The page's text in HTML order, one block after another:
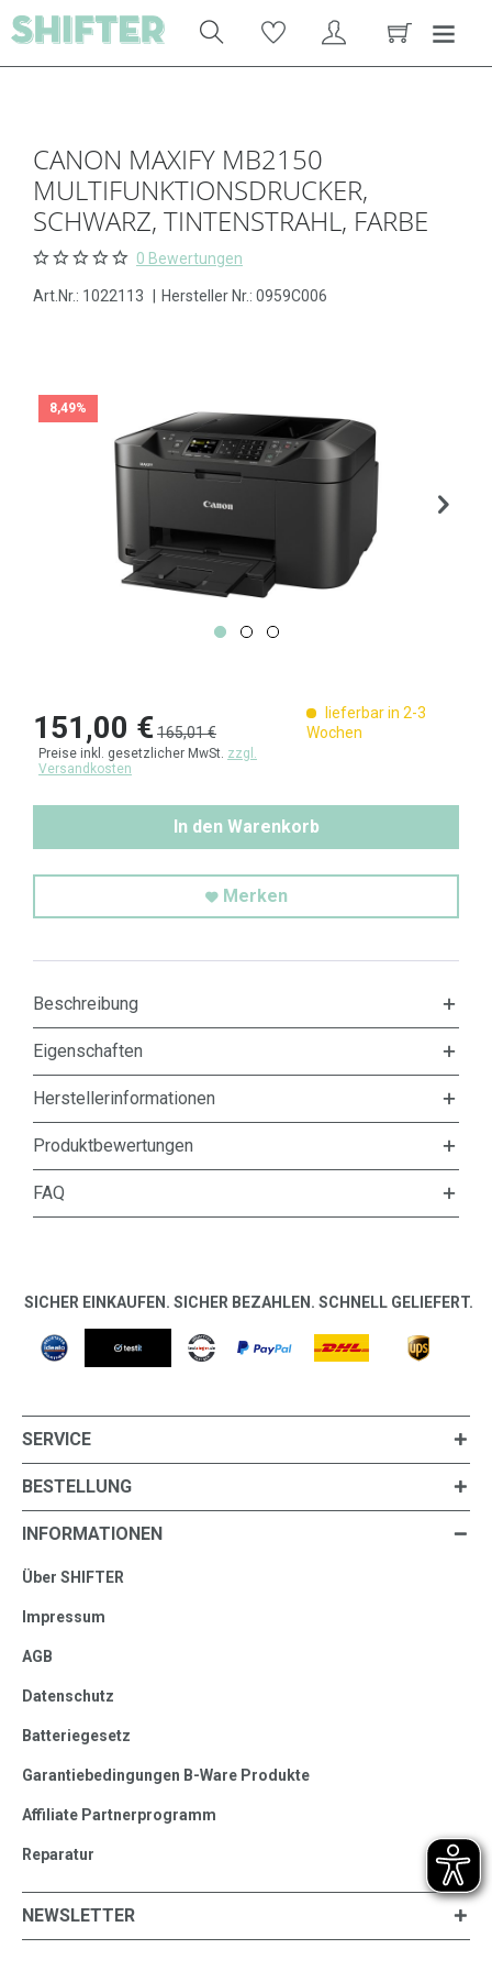
CANON MAXIFY MB2150
MULTIFUNKTIONSDRUCKER,
SCHWARZ, TINTENSTRAHL, FARBE
0 Bewertungen
Art.Nr.: 1022113 Hersteller Nr.: 0959C006
8,49%
151,00 €165,01 €
Preise inkl. gesetzlicher MwSt. zzgl.
Versandkosten
lieferbar in 2-3
Wochen
In den Warenkorb
Merken
Beschreibung
Eigenschaften
Herstellerinformationen
Produktbewertungen
FAQ
SICHER EINKAUFEN. SICHER BEZAHLEN. SCHNELL GELIEFERT.
SERVICE
BESTELLUNG
INFORMATIONEN
Über SHIFTER
Impressum
AGB
Datenschutz
Batteriegesetz
Garantiebedingungen B-Ware Produkte
Affiliate Partnerprogramm
Reparatur
NEWSLETTER